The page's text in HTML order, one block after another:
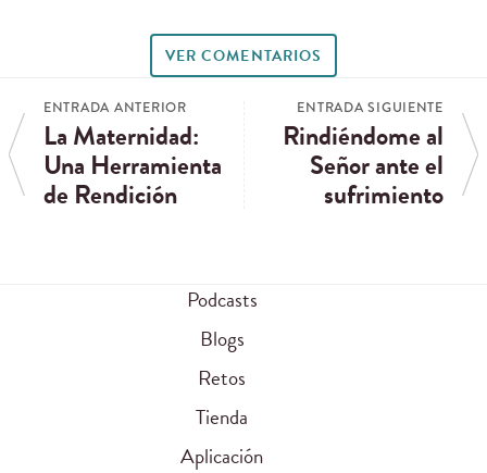
VER COMENTARIOS
ENTRADA ANTERIOR
La Maternidad:
Una Herramienta
de Rendición
ENTRADA SIGUIENTE
Rindiéndome al
Señor ante el
sufrimiento
Podcasts
Blogs
Retos
Tienda
Aplicación